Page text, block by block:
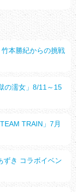
竹本勝紀からの挑戦
の濡女」8/11～15
TRAIN」7月
ずき コラボイベン